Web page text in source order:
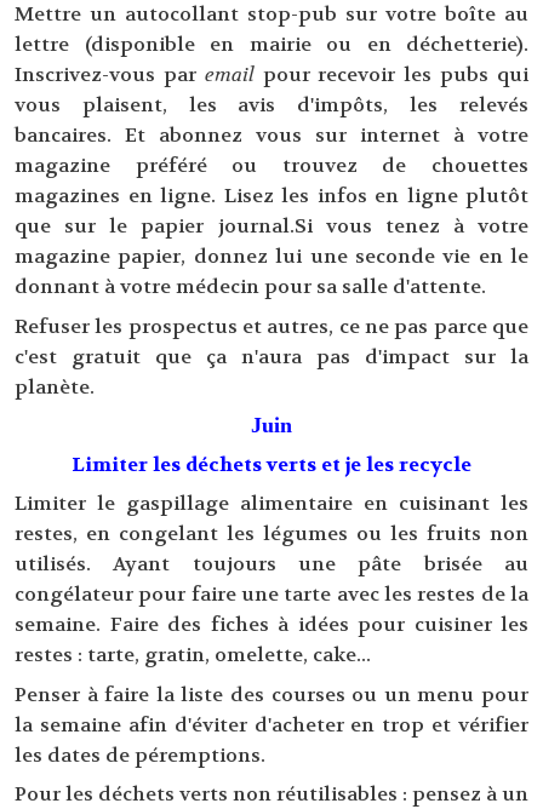
Mettre un autocollant stop-pub sur votre boîte au
lettre (disponible en mairie ou en déchetterie).
Inscrivez-vous par emailpour recevoir les pubs qui
vous plaisent, les avis d'impôts, les relevés
bancaires. Et abonnez vous sur internet à votre
magazine préféré ou trouvez de chouettes
magazines en ligne. Lisez les infos en ligne plutôt
que sur le papier journal.Si vous tenez à votre
magazine papier, donnez lui une seconde vie en le
donnant à votre médecin pour sa salle d'attente.
Refuser les prospectus et autres, ce ne pas parce que
c'est gratuit que ça n'aura pas d'impact sur la
planète.
Juin
Limiter les déchets verts et je les recycle
Limiter le gaspillage alimentaire en cuisinant les
restes, en congelant les légumes ou les fruits non
utilisés. Ayant toujours une pâte brisée au
congélateur pour faire une tarte avec les restes de la
semaine. Faire des fiches à idées pour cuisiner les
restes : tarte, gratin, omelette, cake...
Penser à faire la liste des courses ou un menu pour
la semaine afin d'éviter d'acheter en trop et vérifier
les dates de péremptions.
Pour les déchets verts non réutilisables : pensez à un